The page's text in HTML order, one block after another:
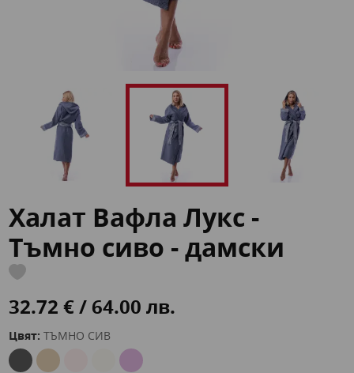
Халат Вафла Лукс -
Тъмно сиво - дамски
32.72 € / 64.00 лв.
Цвят:ТЪМНО СИВ